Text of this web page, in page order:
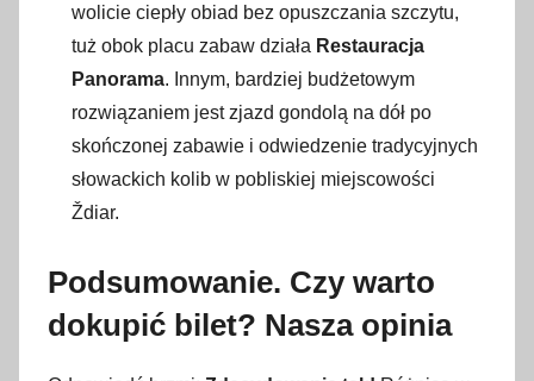
wolicie ciepły obiad bez opuszczania szczytu,
tuż obok placu zabaw działa Restauracja
Panorama. Innym, bardziej budżetowym
rozwiązaniem jest zjazd gondolą na dół po
skończonej zabawie i odwiedzenie tradycyjnych
słowackich kolib w pobliskiej miejscowości
Ždiar.
Podsumowanie. Czy warto
dokupić bilet? Nasza opinia